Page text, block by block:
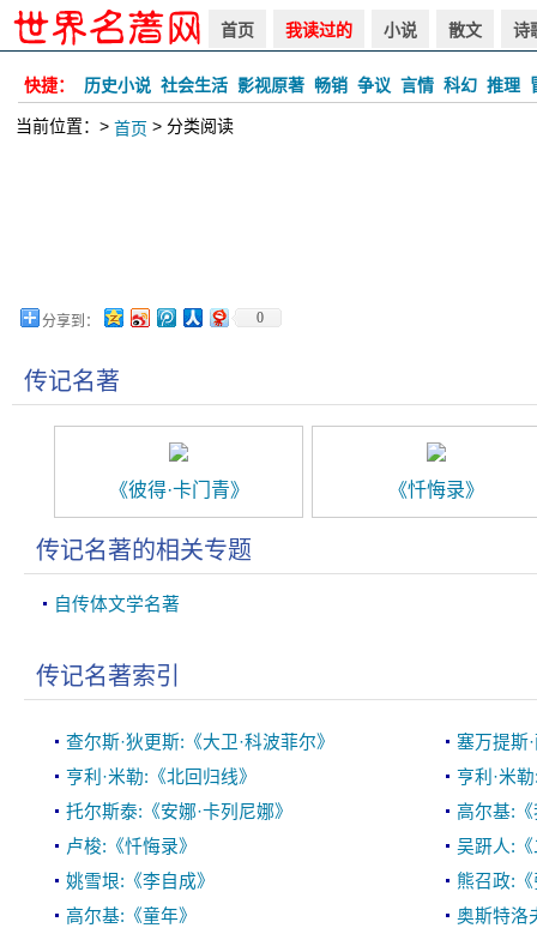
首页 我读过的 小说 散文 诗
快捷： 历史小说 社会生活 影视原著 畅销 争议 言情 科幻 推理
当前位置：> 首页 > 分类阅读
分享到： 0
传记名著
《彼得·卡门青》 《忏悔录》
传记名著的相关专题
自传体文学名著
传记名著索引
查尔斯·狄更斯:《大卫·科波菲尔》
塞万提斯
亨利·米勒:《北回归线》
亨利·米
托尔斯泰:《安娜·卡列尼娜》
高尔基:
卢梭:《忏悔录》
吴趼人:
姚雪垠:《李自成》
熊召政:
高尔基:《童年》
奥斯特洛